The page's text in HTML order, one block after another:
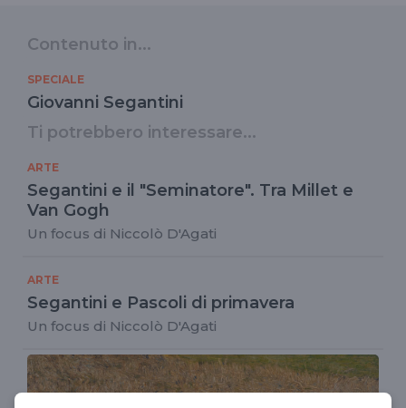
Contenuto in...
SPECIALE
Giovanni Segantini
Ti potrebbero interessare...
ARTE
Segantini e il "Seminatore". Tra Millet e
Van Gogh
Un focus di Niccolò D'Agati
ARTE
Segantini e Pascoli di primavera
Un focus di Niccolò D'Agati